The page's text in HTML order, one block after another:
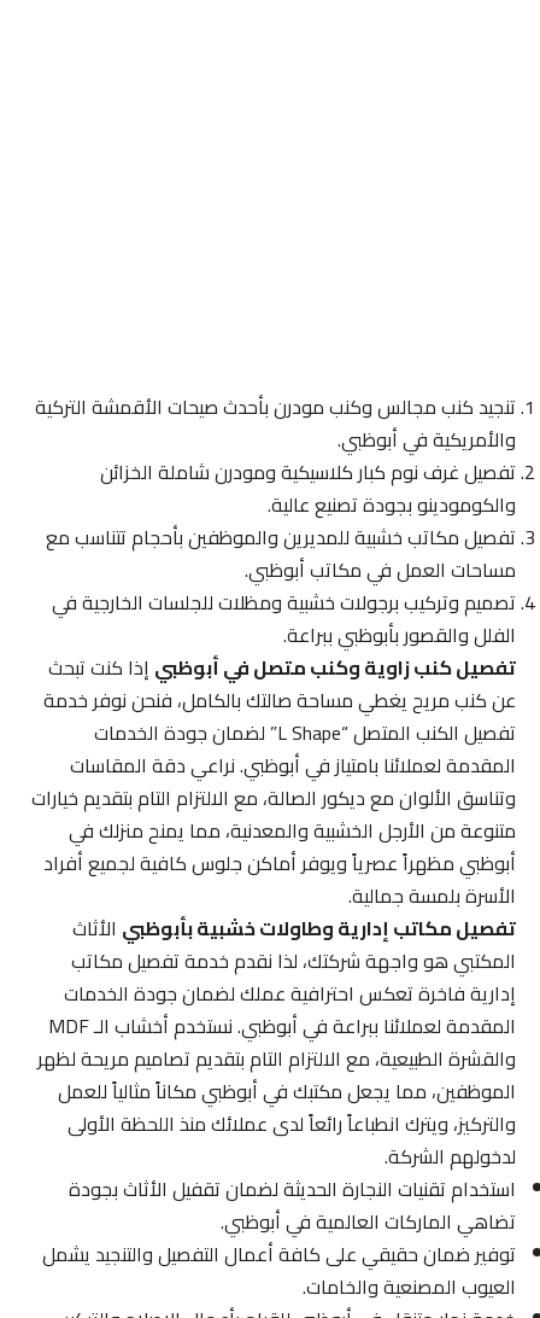
تنجيد كنب مجالس وكنب مودرن بأحدث صيحات الأقمشة التركية
والأمريكية في أبوظبي.
تفصيل غرف نوم كبار كلاسيكية ومودرن شاملة الخزائن
والكومودينو بجودة تصنيع عالية.
تفصيل مكاتب خشبية للمديرين والموظفين بأحجام تتناسب مع
مساحات العمل في مكاتب أبوظبي.
تصميم وتركيب برجولات خشبية ومظلات للجلسات الخارجية في
الفلل والقصور بأبوظبي ببراعة.
تفصيل كنب زاوية وكنب متصل في أبوظبيإذا كنت تبحث
عن كنب مريح يغطي مساحة صالتك بالكامل، فنحن نوفر خدمة
تفصيل الكنب المتصل “L Shape” لضمان جودة الخدمات
المقدمة لعملائنا بامتياز في أبوظبي. نراعي دقة المقاسات
وتناسق الألوان مع ديكور الصالة، مع الالتزام التام بتقديم خيارات
متنوعة من الأرجل الخشبية والمعدنية، مما يمنح منزلك في
أبوظبي مظهراً عصرياً ويوفر أماكن جلوس كافية لجميع أفراد
الأسرة بلمسة جمالية.
تفصيل مكاتب إدارية وطاولات خشبية بأبوظبيالأثاث
المكتبي هو واجهة شركتك، لذا نقدم خدمة تفصيل مكاتب
إدارية فاخرة تعكس احترافية عملك لضمان جودة الخدمات
المقدمة لعملائنا ببراعة في أبوظبي. نستخدم أخشاب الـ MDF
والقشرة الطبيعية، مع الالتزام التام بتقديم تصاميم مريحة لظهر
الموظفين، مما يجعل مكتبك في أبوظبي مكاناً مثالياً للعمل
والتركيز، ويترك انطباعاً رائعاً لدى عملائك منذ اللحظة الأولى
لدخولهم الشركة.
استخدام تقنيات النجارة الحديثة لضمان تقفيل الأثاث بجودة
تضاهي الماركات العالمية في أبوظبي.
توفير ضمان حقيقي على كافة أعمال التفصيل والتنجيد يشمل
العيوب المصنعية والخامات.